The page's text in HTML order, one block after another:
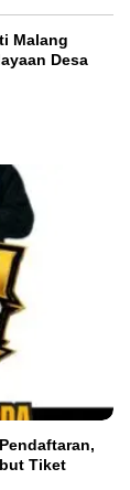
Malang
Desa
Tiket